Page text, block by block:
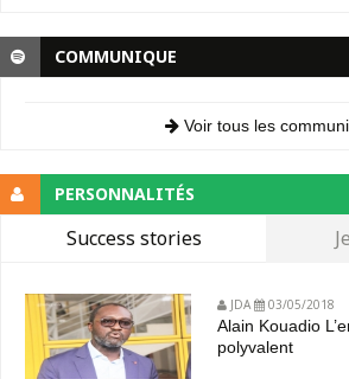
COMMUNIQUE
Voir tous les
PERSONNALITÉS
Success stories
JDA 03/05/2018
Alain Kouadio
polyvalent